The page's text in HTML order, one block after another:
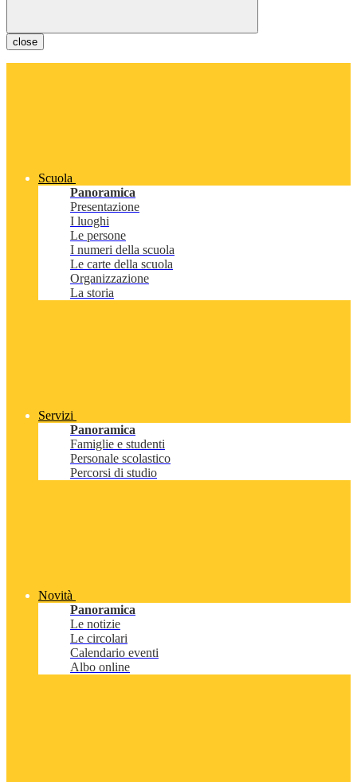
close
Scuola
Panoramica
Presentazione
I luoghi
Le persone
I numeri della scuola
Le carte della scuola
Organizzazione
La storia
Servizi
Panoramica
Famiglie e studenti
Personale scolastico
Percorsi di studio
Novità
Panoramica
Le notizie
Le circolari
Calendario eventi
Albo online